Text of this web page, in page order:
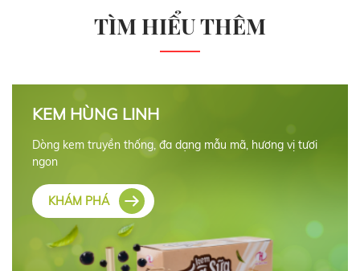
TÌM HIỂU THÊM
KEM HÙNG LINH
Dòng kem truyền thống, đa dạng mẫu mã, hương vị tươi
ngon
KHÁM PHÁ